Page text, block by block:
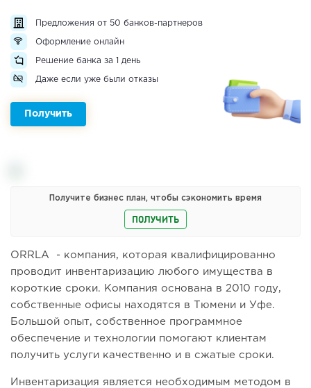
Предложения от 50 банков-партнеров
Оформление онлайн
Решение банка за 1 день
Даже если уже были отказы
Получить
Получите бизнес план, чтобы сэкономить время
ПОЛУЧИТЬ
ORRLA - компания, которая квалифицированно
проводит инвентаризацию любого имущества в
короткие сроки. Компания основана в 2010 году,
собственные офисы находятся в Тюмени и Уфе.
Большой опыт, собственное программное
обеспечение и технологии помогают клиентам
получить услуги качественно и в сжатые сроки.
Инвентаризация является необходимым методом в